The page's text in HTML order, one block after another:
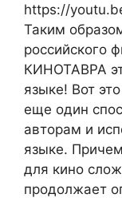
https://
Таким
российского
КИНОТАВРА
языке! Вот
еще один
авторам и
языке.
для кино
продолжает